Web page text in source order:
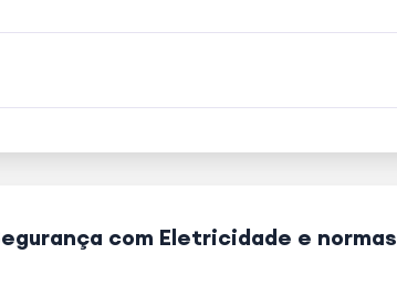
com Eletricidade e normas